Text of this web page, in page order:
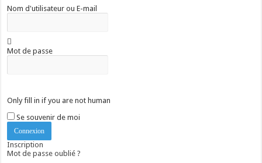
Nom d'utilisateur ou E-mail
Mot de passe
Only fill in if you are not human
Se souvenir de moi
Inscription
Mot de passe oublié ?